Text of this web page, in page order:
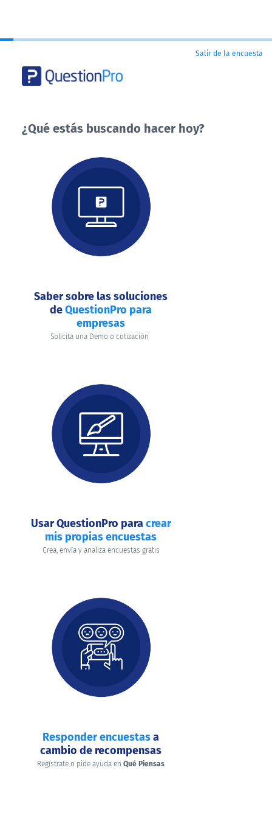
Salir de la encuesta
¿Qué estás buscando hacer hoy?
buscando
hacer
Saber sobre las soluciones
deQuestionPro para
empresas
Solicita una Demo o cotización
Usar QuestionPro paracrear
mis propias encuestas
Crea, envía y analiza encuestas gratis
Responder encuestasa
cambio de recompensas
Regístrate o pide ayuda en Qué Piensas